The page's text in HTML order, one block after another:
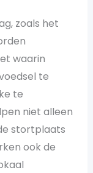
zoals het
waarin
te
te
niet alleen
stortplaats
ook de